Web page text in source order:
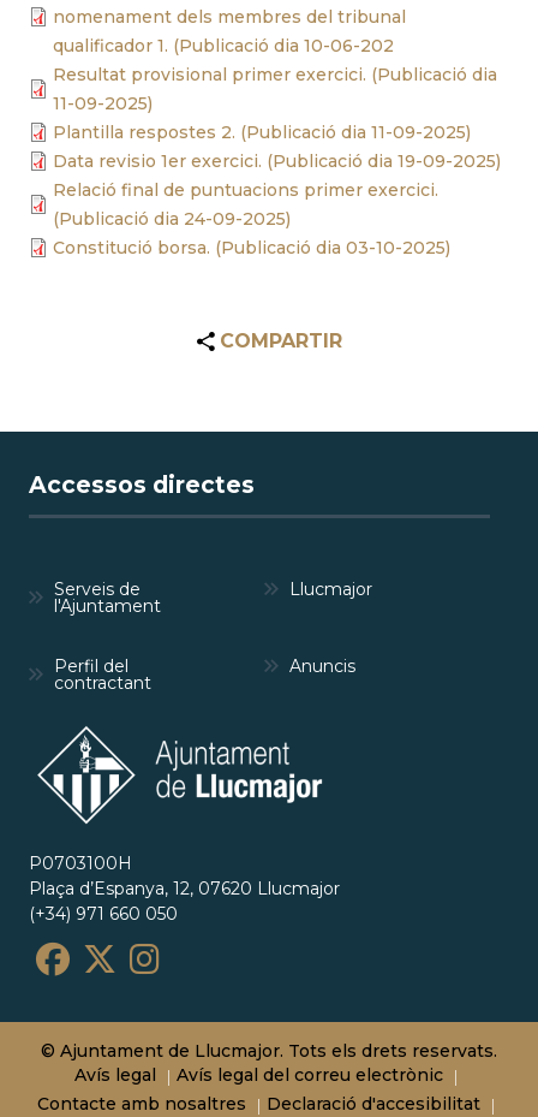
nomenament dels membres del tribunal
qualificador 1. (Publicació dia 10-06-202
Resultat provisional primer exercici. (Publicació dia
11-09-2025)
Plantilla respostes 2. (Publicació dia 11-09-2025)
Data revisio 1er exercici. (Publicació dia 19-09-2025)
Relació final de puntuacions primer exercici.
(Publicació dia 24-09-2025)
Constitució borsa. (Publicació dia 03-10-2025)
COMPARTIR
Accessos directes
Serveis de
l'Ajuntament
Llucmajor
Perfil del
contractant
Anuncis
P0703100H
Plaça d’Espanya, 12, 07620 Llucmajor
(+34) 971 660 050
© Ajuntament de Llucmajor. Tots els drets reservats.
Avís legal
Avís legal del correu electrònic
Contacte amb nosaltres
Declaració d'accesibilitat